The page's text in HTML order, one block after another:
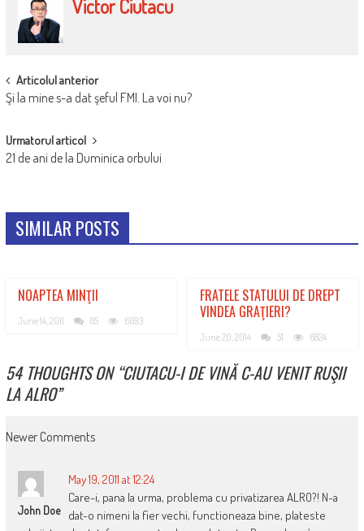
Victor Ciutacu
POST
NAVIGATION
Articolul anterior
Şi la mine s-a dat şeful FMI. La voi nu?
Urmatorul articol
21 de ani de la Duminica orbului
SIMILAR POSTS
NOAPTEA MINŢII
June 14, 2011 85 6693
FRATELE STATULUI DE DREPT
VINDEA GRAŢIERI?
June 20, 2014 51 6824
54 THOUGHTS ON “CIUTACU-I DE VINĂ C-AU VENIT RUŞII
LA ALRO”
COMMENT
NAVIGATION
Newer Comments
John Doe
May 19, 2011 at 12:24
Care-i, pana la urma, problema cu privatizarea ALRO?! N-a
dat-o nimeni la fier vechi, functioneaza bine, plateste